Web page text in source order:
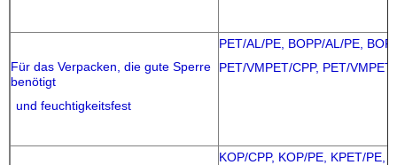
Für das Verpacken, die gute Sperre
benötigt
und feuchtigkeitsfest
PET/AL/PE, BOPP/AL/PE,
PET/VMPET/CPP, PET/
KOP/CPP, KOP/PE, KPET/PE,